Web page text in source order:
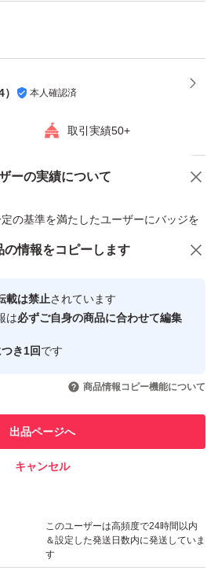
） 本人確認済
取引実績50+
ーの実績について
の基準を満たしたユーザーにバッジを
心・安全なユーザーです
引を完了させた実績があります
での取引実績があります
このユーザーは高頻度で24時間以内
＆設定した発送日数内に発送していま
す
商品への質問
の情報をコピーします
載は禁止されています
は必ずご自身の商品に合わせて編集
き1回です
商品情報コピー機能について
出品ページへ
キャンセル
にオススメ